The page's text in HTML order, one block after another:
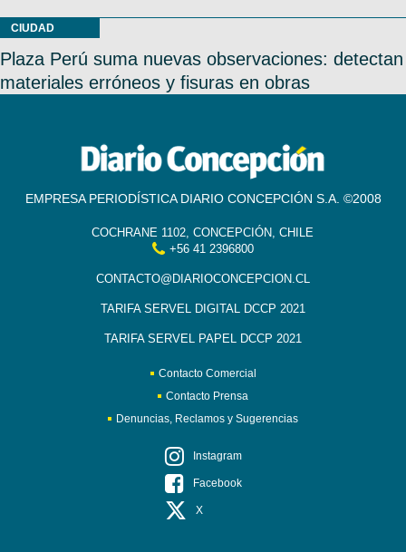
CIUDAD
Plaza Perú suma nuevas observaciones: detectan
materiales erróneos y fisuras en obras
EMPRESA PERIODÍSTICA DIARIO CONCEPCIÓN S.A. ©2008
COCHRANE 1102, CONCEPCIÓN, CHILE
+56 41 2396800
CONTACTO@DIARIOCONCEPCION.CL
TARIFA SERVEL DIGITAL DCCP 2021
TARIFA SERVEL PAPEL DCCP 2021
Contacto Comercial
Contacto Prensa
Denuncias, Reclamos y Sugerencias
Instagram
Facebook
X